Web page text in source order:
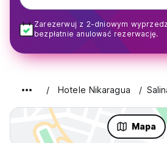
Zarezerwuj z 2-dniowym
bezpłatnie anulować rezerwację.
Hotele Nikaragua
Mapa